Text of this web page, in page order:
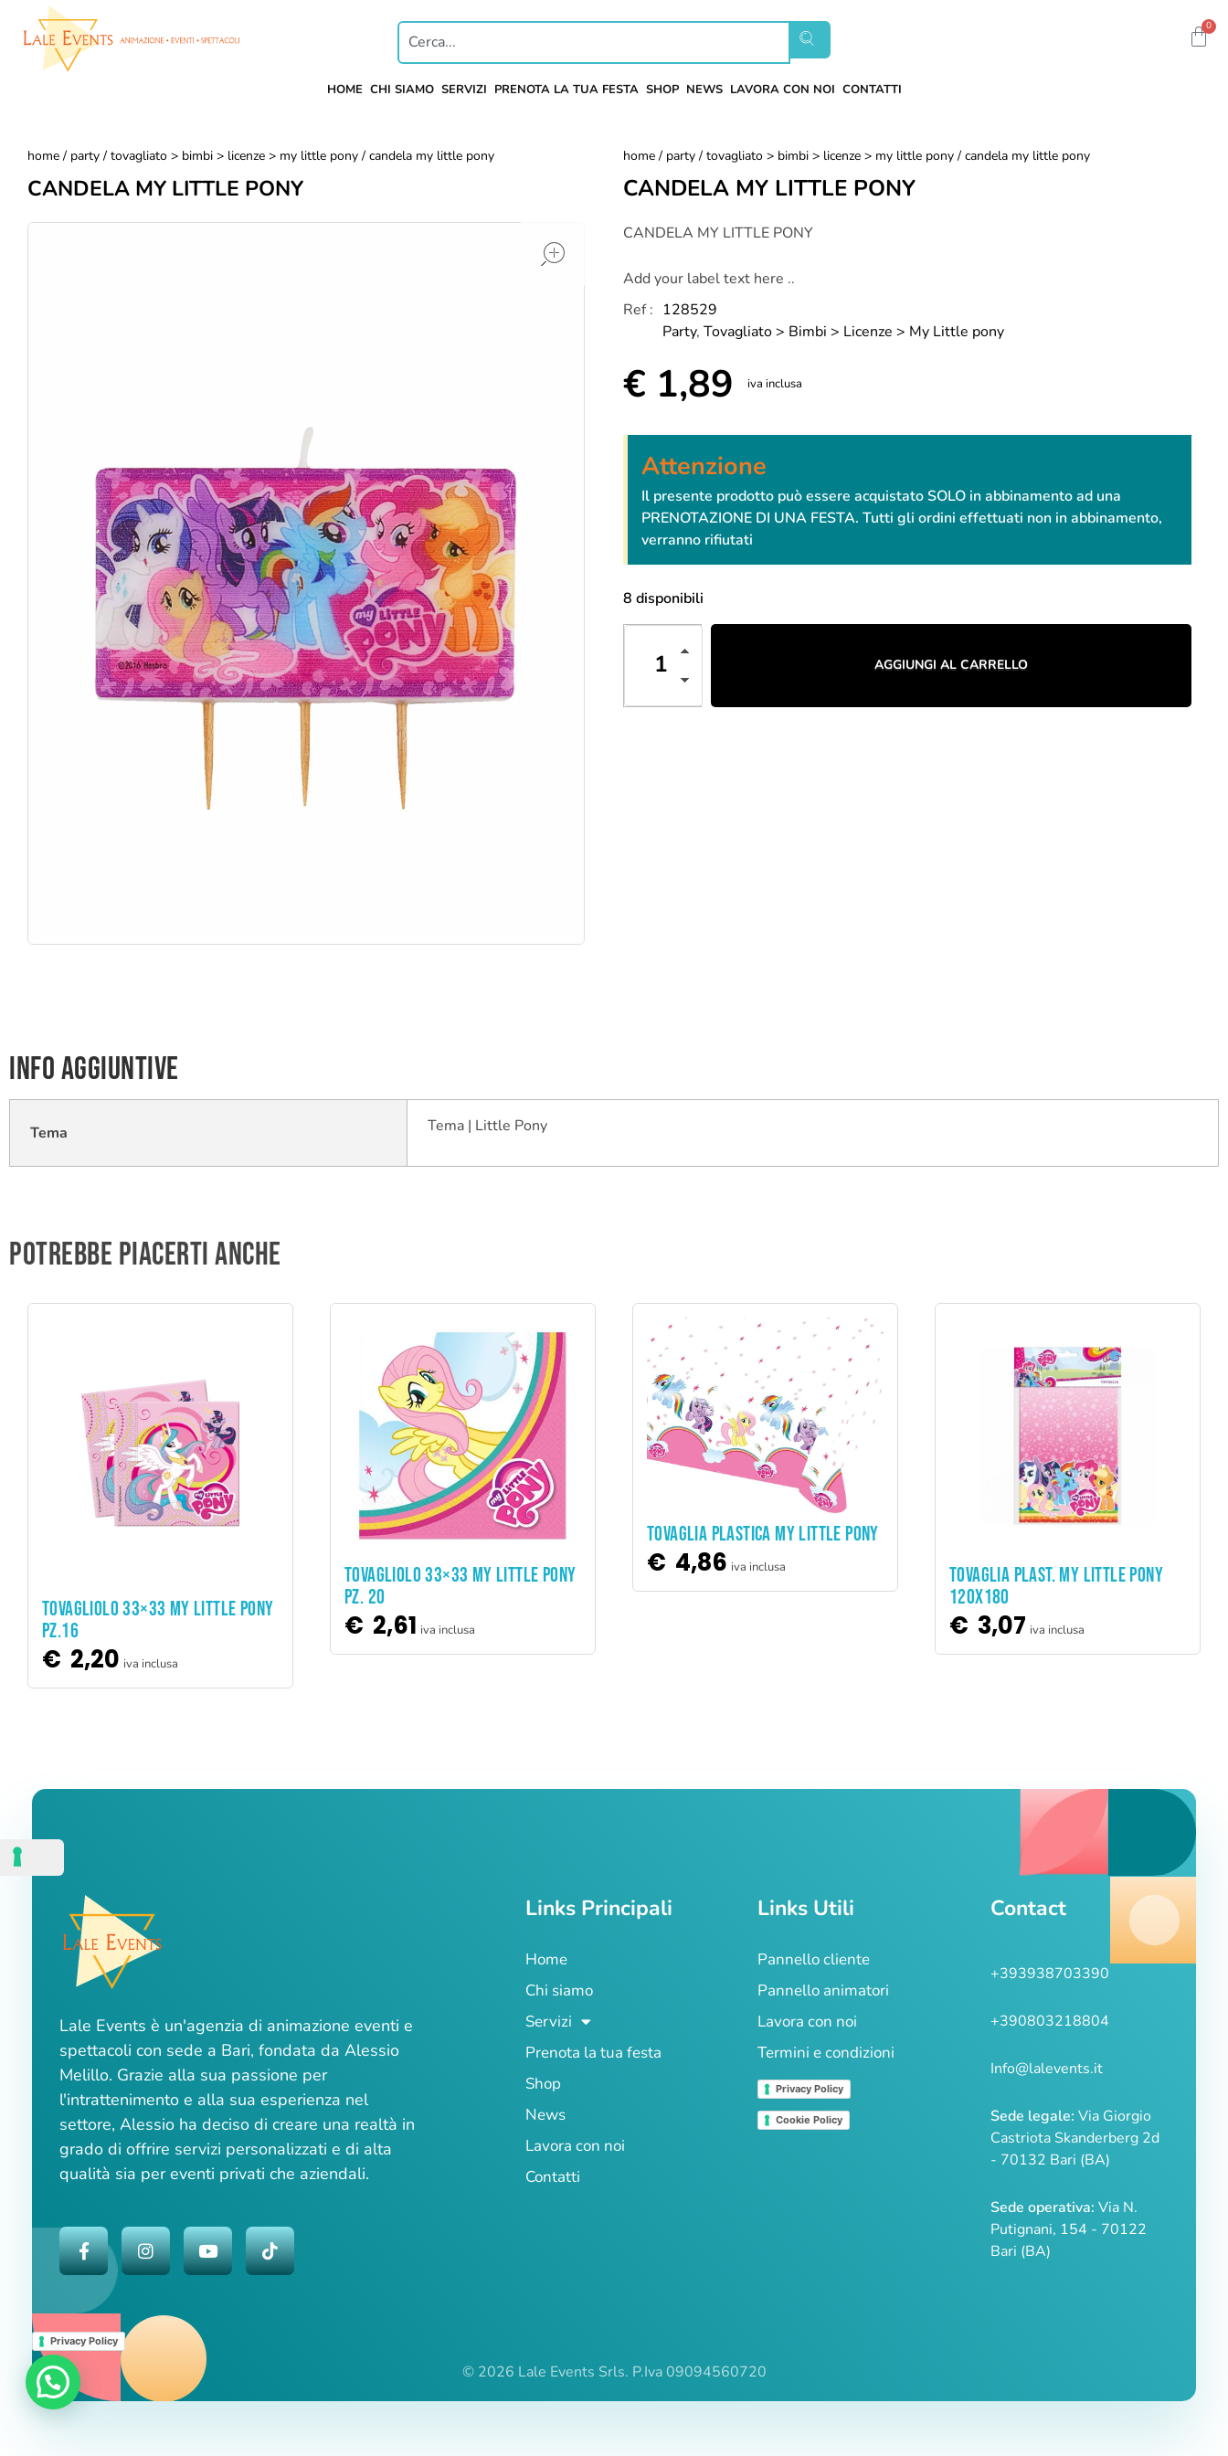
0
HOME CHI SIAMO SERVIZI PRENOTA LA TUA FESTA SHOP NEWS LAVORA CON NOI CONTATTI
home / party / tovagliato > bimbi > licenze > my little pony / candela my little pony
CANDELA MY LITTLE PONY
home / party / tovagliato > bimbi > licenze > my little pony / candela my little pony
CANDELA MY LITTLE PONY
CANDELA MY LITTLE PONY
Add your label text here ..
Ref : 128529
Party, Tovagliato > Bimbi > Licenze > My Little pony
€ 1,89 iva inclusa
Attenzione
Il presente prodotto può essere acquistato SOLO in abbinamento ad una
PRENOTAZIONE DI UNA FESTA. Tutti gli ordini effettuati non in abbinamento,
verranno rifiutati
8 disponibili
AGGIUNGI AL CARRELLO
Info aggiuntive
Tema Tema | Little Pony
Potrebbe piacerti anche
ADD TO CART
TOVAGLIOLO 33×33 MY LITTLE PONY
PZ.16
€ 2,20 iva inclusa
ADD TO CART
TOVAGLIOLO 33×33 MY LITTLE PONY
PZ. 20
€ 2,61 iva inclusa
ADD TO CART
TOVAGLIA PLASTICA MY LITTLE PONY
€ 4,86 iva inclusa ADD TO CART
TOVAGLIA PLAST. MY LITTLE PONY
120X180
€ 3,07 iva inclusa
Lale Events è un'agenzia di animazione eventi e
spettacoli con sede a Bari, fondata da Alessio
Melillo. Grazie alla sua passione per
l'intrattenimento e alla sua esperienza nel
settore, Alessio ha deciso di creare una realtà in
grado di offrire servizi personalizzati e di alta
qualità sia per eventi privati che aziendali.
Links Principali
Home
Chi siamo
Servizi
Prenota la tua festa
Shop
News
Lavora con noi
Contatti
Links Utili
Pannello cliente
Pannello animatori
Lavora con noi
Termini e condizioni
Privacy Policy
Cookie Policy
Contact
+393938703390
+390803218804
Info@lalevents.it
Sede legale: Via Giorgio
Castriota Skanderberg 2d
- 70132 Bari (BA)
Sede operativa: Via N.
Putignani, 154 - 70122
Bari (BA)
Privacy Policy
© 2026 Lale Events Srls. P.Iva 09094560720